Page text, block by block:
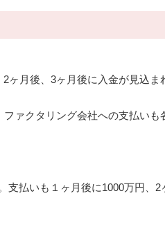
ヶ月後、3ヶ月後に入金が見込ま
ァクタリング会社への支払いも
支払いも１ヶ月後に1000万円、2